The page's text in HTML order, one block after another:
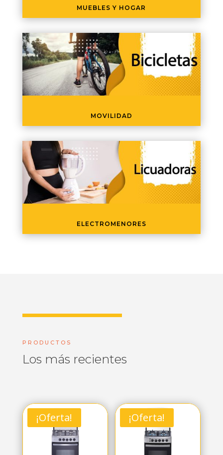
MUEBLES Y HOGAR
MOVILIDAD
ELECTROMENORES
PRODUCTOS
Los más recientes
¡Oferta! ¡Oferta!